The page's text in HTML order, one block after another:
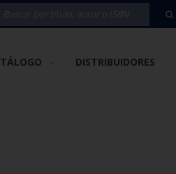
DISTRIBUIDORES